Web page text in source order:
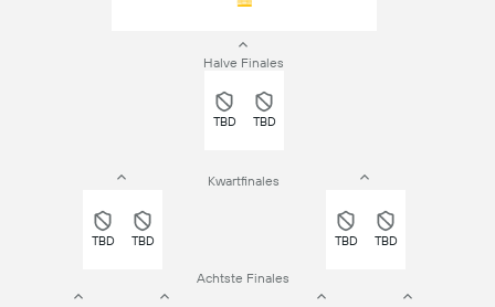
Achtste Finales
Kwartfinales
TBD TBD TBD TBD
Halve Finales
TBD TBD